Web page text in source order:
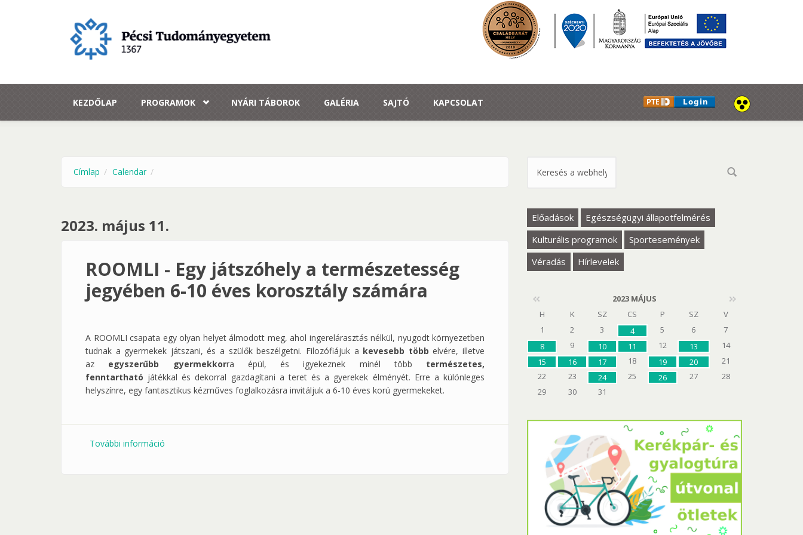
KEZDŐLAP PROGRAMOK NYÁRI TÁBOROK GALÉRIA SAJTÓ KAPCSOLAT
Címlap Calendar
2023. május 11.
ROOMLI - Egy játszóhely a természetesség
jegyében 6-10 éves korosztály számára
A ROOMLI csapata egy olyan helyet álmodott meg, ahol ingerelárasztás nélkül, nyugodt környezetben
tudnak a gyermekek játszani, és a szülők beszélgetni. Filozófiájuk a kevesebb több elvére, illetve
az egyszerűbb gyermekkorra épül, és igyekeznek minél több természetes,
fenntartható játékkal és dekorral gazdagítani a teret és a gyerekek élményét. Erre a különleges
helyszínre, egy fantasztikus kézműves foglalkozásra invitáljuk a 6-10 éves korú gyermekeket.
További információ
Keresés űrlap
Előadások
Egészségügyi állapotfelmérés
Kulturális programok
Sportesemények
Véradás
Hírlevelek
H K SZ CS P SZ
V
1
2 3 4 5 6
7
8
9 10 11 12 13
14
15
16 17 18 19 20
21
22
23 24 25 26 27
28
29
30 31
2023 MÁJUS